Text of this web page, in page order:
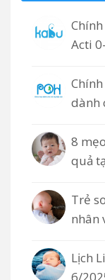
Acti
dành
8
quả
Trẻ
nhân
Lịch